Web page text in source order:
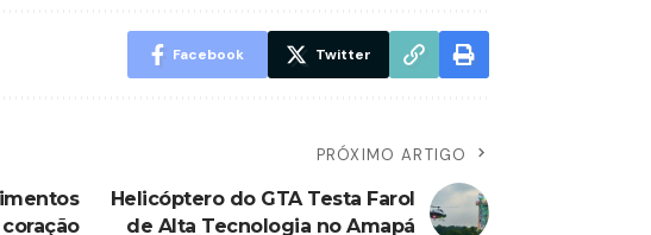
Facebook Twitter
PRÓXIMO ARTIGO
Helicóptero do GTA Testa Farol
de Alta Tecnologia no Amapá